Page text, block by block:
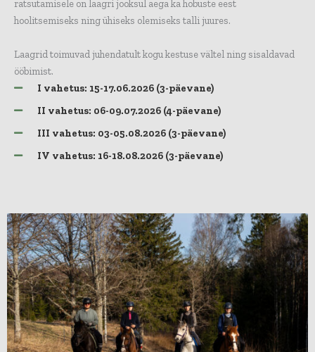
ratsutamisele on laagri jooksul aega ka hobuste eest
hoolitsemiseks ning ühiseks olemiseks talli juures.
Laagrid toimuvad juhendatult kogu kestuse vältel ning sisaldavad
ööbimist.
I vahetus: 15-17.06.2026 (3-päevane)
II vahetus: 06-09.07.2026 (4-päevane)
III vahetus: 03-05.08.2026 (3-päevane)
IV vahetus: 16-18.08.2026 (3-päevane)